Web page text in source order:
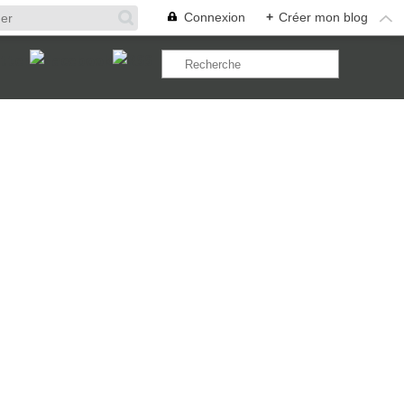
Connexion + Créer mon blog